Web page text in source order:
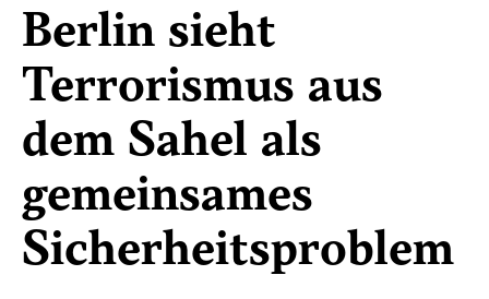
Berlin sieht
Terrorismus aus
dem Sahel als
gemeinsames
Sicherheitsproblem